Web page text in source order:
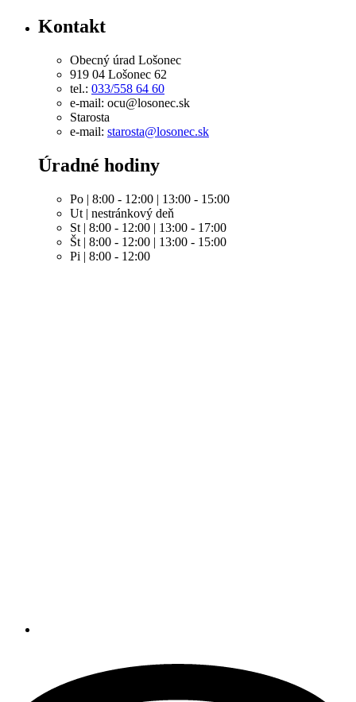
Kontakt
Obecný úrad Lošonec
919 04 Lošonec 62
tel.: 033/558 64 60
e-mail: ocu@losonec.sk
Starosta
e-mail: starosta@losonec.sk
Úradné hodiny
Po | 8:00 - 12:00 | 13:00 - 15:00
Ut | nestránkový deň
St | 8:00 - 12:00 | 13:00 - 17:00
Št | 8:00 - 12:00 | 13:00 - 15:00
Pi | 8:00 - 12:00